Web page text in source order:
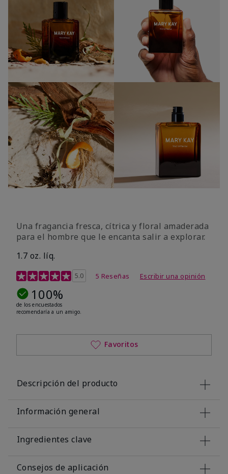
Una fragancia fresca, cítrica y floral amaderada
para el hombre que le encanta salir a explorar.
1.7 oz. líq.
Calificación de clientes de 3,4 de 5
5.0 5 Reseñas Escribir una opinión
100%
de los encuestados
recomendaría a un amigo.
Favoritos
Descripción del producto
Información general
Ingredientes clave
Consejos de aplicación